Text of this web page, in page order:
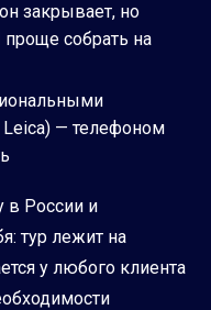
закрывает, но
собрать на
— телефоном
в России и
тур лежит на
у любого клиента